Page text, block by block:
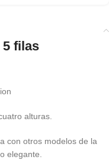
filas
alturas.
con otros modelos de la
elegante.